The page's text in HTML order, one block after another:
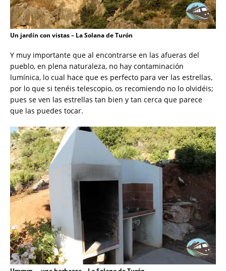
Un jardín con vistas – La Solana de Turón
Y muy importante que al encontrarse en las afueras del
pueblo, en plena naturaleza, no hay contaminación
lumínica, lo cual hace que es perfecto para ver las estrellas,
por lo que si tenéis telescopio, os recomiendo no lo olvidéis;
pues se ven las estrellas tan bien y tan cerca que parece
que las puedes tocar.